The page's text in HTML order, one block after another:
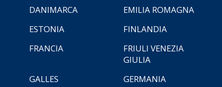
DANIMARCA
EMILIA ROMAGNA
ESTONIA
FINLANDIA
FRANCIA
FRIULI VENEZIA
GIULIA
GALLES
GERMANIA